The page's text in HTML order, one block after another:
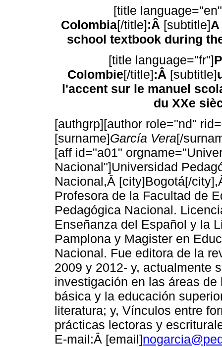
[title
Colombia[/title]:Â [subtitle]
school textbook during
[title language="fr"]
Colombie[/title]:Â [subtitle]
l'accent sur le manuel
du XXe
[authgrp][author role="nd"
[surname]García Vera[/
[aff id="a01"
Nacional"]Universidad
Nacional,Â [city]Bogotá[/
Profesora de la Facultad de
Pedagógica Nacional.
Enseñanza del Español y la
Pamplona y Magister en
Nacional. Fue editora de la
2009 y 2012- y, actualmente
investigación en las áreas
básica y la educación
literatura; y, Vínculos entre
prácticas lectoras y
E-mail:Â [email]